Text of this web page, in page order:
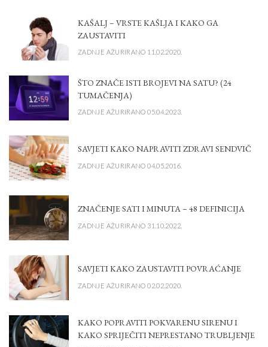
KAŠALJ – VRSTE KAŠLJA I KAKO GA
ZAUSTAVITI
ZADNJE AŽURIRANO 11.02.2020.
ŠTO ZNAČE ISTI BROJEVI NA SATU? (24
TUMAČENJA)
ZADNJE AŽURIRANO 05.04.2023.
SAVJETI KAKO NAPRAVITI ZDRAVI SENDVIČ
ZADNJE AŽURIRANO 04.05.2016.
ZNAČENJE SATI I MINUTA – 48 DEFINICIJA
ZADNJE AŽURIRANO 31.10.2022.
SAVJETI KAKO ZAUSTAVITI POVRAĆANJE
ZADNJE AŽURIRANO 02.02.2020.
KAKO POPRAVITI POKVARENU SIRENU I
KAKO SPRIJEČITI NEPRESTANO TRUBLJENJE